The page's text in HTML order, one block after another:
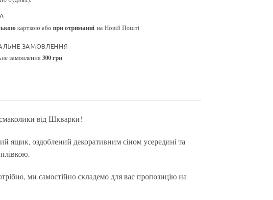
карткою або при отриманні на Новій Пошті
ЗАМОВЛЕННЯ
замовлення300 грн
від Шкварки!
ящик, оздоблений декоративним сіном усередині та
ми самостійно складемо для вас пропозицію на